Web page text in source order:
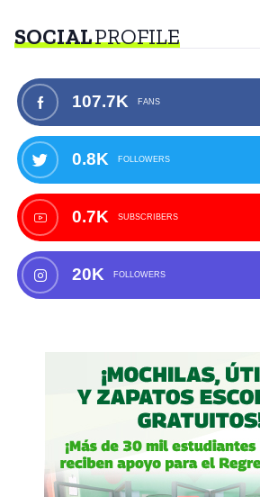
SOCIALPROFILE
107.7K FANS
0.8K FOLLOWERS
0.7K SUBSCRIBERS
20K FOLLOWERS